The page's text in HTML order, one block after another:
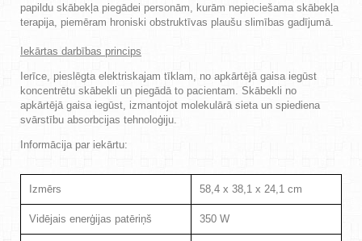
papildu skābekļa piegādei personām, kurām nepieciešama skābekļa
terapija, piemēram hroniski obstruktīvas plaušu slimības gadījumā.
Iekārtas darbības princips
Ierīce, pieslēgta elektriskajam tīklam, no apkārtējā gaisa iegūst
koncentrētu skābekli un piegādā to pacientam. Skābekli no
apkārtējā gaisa iegūst, izmantojot molekulārā sieta un spiediena
svārstību absorbcijas tehnoloģiju.
Informācija par iekārtu:
Izmērs 58,4 x 38,1 x 24,1 cm
Vidējais enerģijas patēriņš 350 W